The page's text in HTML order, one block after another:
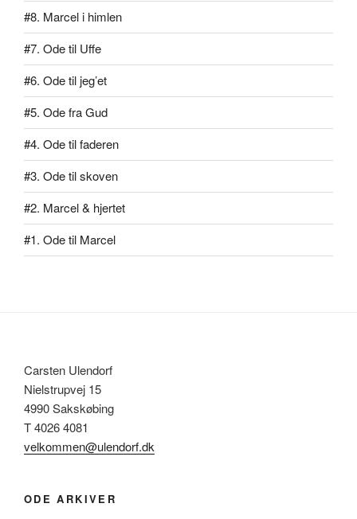
#8. Marcel i himlen
#7. Ode til Uffe
#6. Ode til jeg’et
#5. Ode fra Gud
#4. Ode til faderen
#3. Ode til skoven
#2. Marcel & hjertet
#1. Ode til Marcel
Carsten Ulendorf
Nielstrupvej 15
4990 Sakskøbing
T 4026 4081
velkommen@ulendorf.dk
ODE ARKIVER